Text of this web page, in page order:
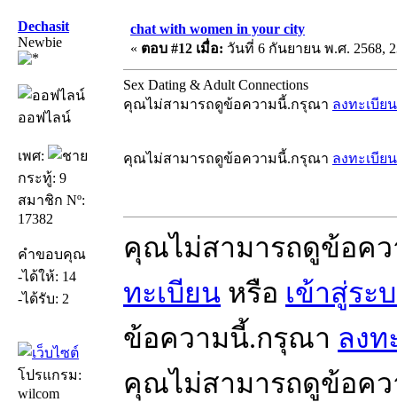
Dechasit
Newbie
ออฟไลน์
เพศ:
กระทู้: 9
สมาชิก Nº:
17382
คำขอบคุณ
-ได้ให้: 14
-ได้รับ: 2
โปรแกรม:
wilcom
chat with women in your city
« ตอบ #12 เมื่อ: วันที่ 6 กันยายน พ.ศ. 2568,
Sex Dating & Adult Connections
คุณไม่สามารถดูข้อความนี้.กรุณา ลงทะเบียน
คุณไม่สามารถดูข้อความนี้.กรุณา ลงทะเบียน
คุณไม่สามารถดูข้อค
ทะเบียน หรือ เข้าสู่ระ
ข้อความนี้.กรุณา ลงท
คุณไม่สามารถดูข้อค